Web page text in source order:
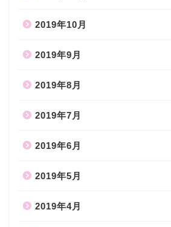
2019年10月
2019年9月
2019年8月
2019年7月
2019年6月
2019年5月
2019年4月